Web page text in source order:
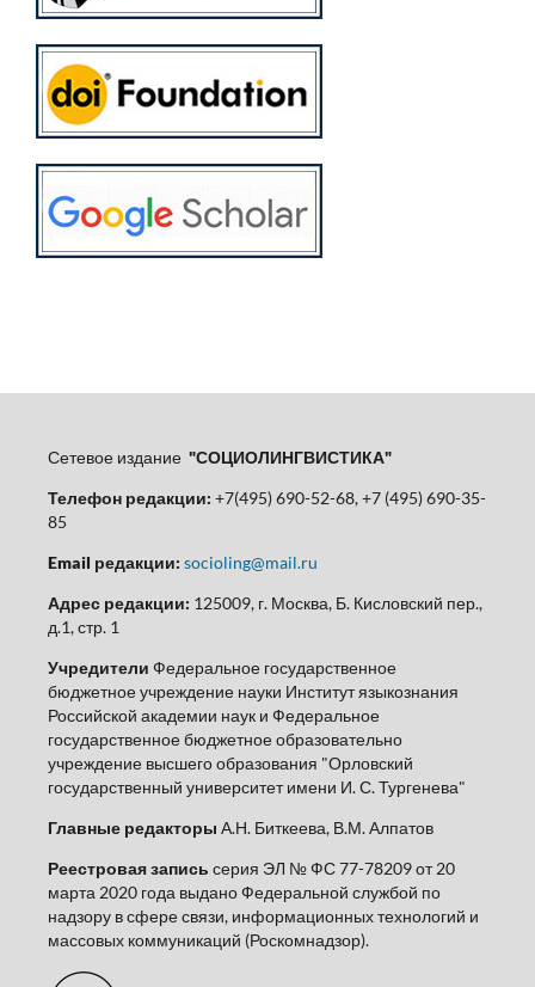
Сетевое издание "СОЦИОЛИНГВИСТИКА"
Телефон редакции: +7(495) 690-52-68, +7 (495) 690-35-
85
Email редакции: socioling@mail.ru
Адрес редакции: 125009, г. Москва, Б. Кисловский пер.,
д.1, стр. 1
Учредители Федеральное государственное
бюджетное учреждение науки Институт языкознания
Российской академии наук и Федеральное
государственное бюджетное образовательно
учреждение высшего образования "Орловский
государственный университет имени И. С. Тургенева"
Главные редакторы А.Н. Биткеева, В.М. Алпатов
Реестровая запись серия ЭЛ № ФС 77-78209 от 20
марта 2020 года выдано Федеральной службой по
надзору в сфере связи, информационных технологий и
массовых коммуникаций (Роскомнадзор).